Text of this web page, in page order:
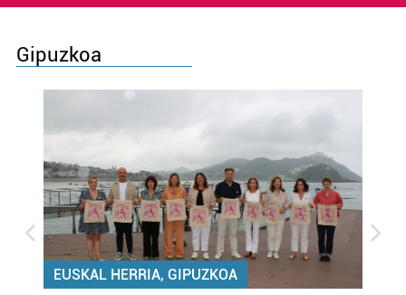
Gipuzkoa
EUSKAL HERRIA, GIPUZKOA